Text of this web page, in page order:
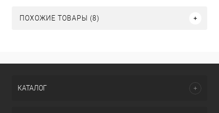
ПОХОЖИЕ ТОВАРЫ (8)
КАТАЛОГ